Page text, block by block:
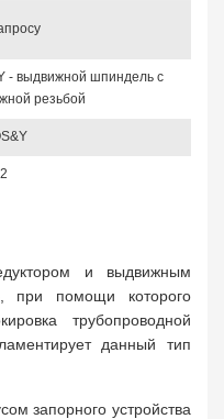
- выдвижной шпиндель с
резьбой
и выдвижным
при помощи которого
трубопроводной
данный тип
запорного устройства